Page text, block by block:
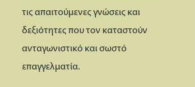
τις απαιτούμενες γνώσεις και
δεξιότητες που τον καταστούν
ανταγωνιστικό και σωστό
επαγγελματία.